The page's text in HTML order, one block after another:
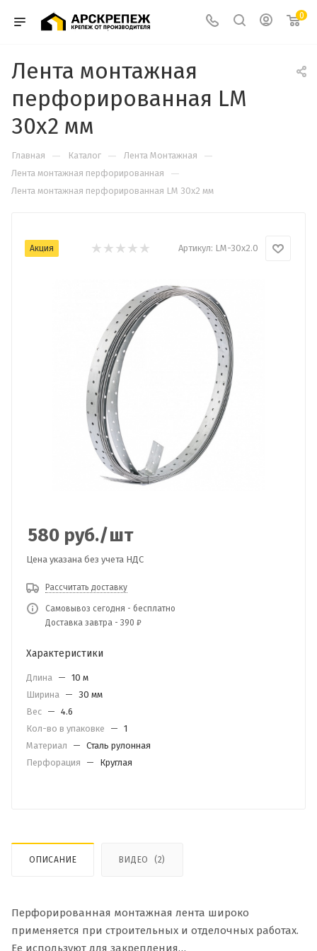
0
Лента монтажная
перфорированная LM
30х2 мм
Главная — Каталог — Лента Монтажная —
Лента монтажная перфорированная —
Лента монтажная перфорированная LM 30х2 мм
Акция Артикул: LM-30х2.0
580 руб./шт
Цена указана без учета НДС
Рассчитать доставку
Самовывоз сегодня - бесплатно
Доставка завтра - 390 ₽
Характеристики
Длина — 10 м
Ширина — 30 мм
Вес — 4.6
Кол-во в упаковке
— 1
Материал
— Сталь рулонная
Перфорация
— Круглая
ОПИСАНИЕ ВИДЕО (2)
Перфорированная монтажная лента широко
применяется при строительных и отделочных работах.
Ее используют для закрепления